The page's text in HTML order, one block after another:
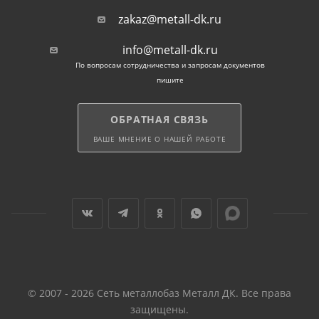
Для каркасов, подвергающихся повышенным
применяют стальную вязальную оцинкованную
проволоку. Коррозиестойкое покрытие продлевает
проявления ржавчины на поверхности бетона.
zakaz@metall-dk.ru
info@metall-dk.ru
По вопросам сотрудничества и запросам документов
пишите
ОБРАТНАЯ СВЯЗЬ
ВАШЕ МНЕНИЕ О НАШЕЙ РАБОТЕ
© 2007 - 2026 Сеть металлобаз Металл ДК. Все права
защищены.